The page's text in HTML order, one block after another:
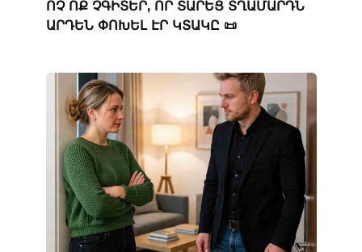
ՈՉ ՈՔ ՉԳԻՏԵՐ, ՈՐ ՏԱՐԵՑ ՏՂԱՄԱՐԴՆ
ԱՐԴԵՆ ՓՈԽԵԼ ԷՐ ԿՏԱԿԸ 📜